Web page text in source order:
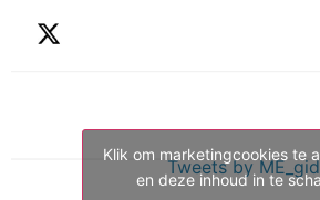
Tweets by
Klik om marketingcookies te
en deze inhoud in te